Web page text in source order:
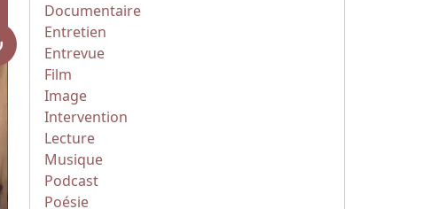
Documentaire
Entretien
Entrevue
Film
Image
Intervention
Lecture
Musique
Podcast
Poésie